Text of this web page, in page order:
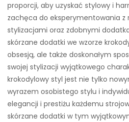
proporcji, aby uzyskać stylowy i
zachęca do eksperymentowania
stylizacjami oraz zdobnymi
skórzane dodatki we wzorze
obsesją, ale także doskonałym
swojej stylizacji wyjątkowego
krokodylowy styl jest nie tylko
wyrazem osobistego stylu i
elegancji i prestiżu każdemu
skórzane dodatki w tym